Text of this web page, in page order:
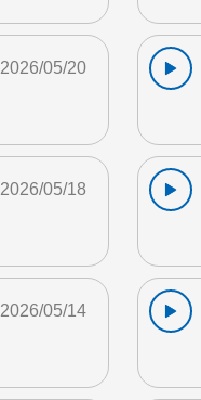
2026/05/20
2026/05/18
2026/05/14